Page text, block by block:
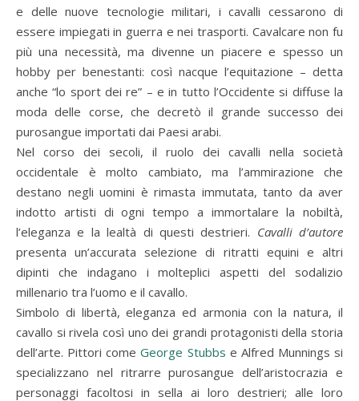
e delle nuove tecnologie militari, i cavalli cessarono di
essere impiegati in guerra e nei trasporti. Cavalcare non fu
più una necessità, ma divenne un piacere e spesso un
hobby per benestanti: così nacque l’equitazione – detta
anche “lo sport dei re” – e in tutto l’Occidente si diffuse la
moda delle corse, che decretò il grande successo dei
purosangue importati dai Paesi arabi.
Nel corso dei secoli, il ruolo dei cavalli nella società
occidentale è molto cambiato, ma l’ammirazione che
destano negli uomini è rimasta immutata, tanto da aver
indotto artisti di ogni tempo a immortalare la nobiltà,
l’eleganza e la lealtà di questi destrieri. Cavalli d’autore
presenta un’accurata selezione di ritratti equini e altri
dipinti che indagano i molteplici aspetti del sodalizio
millenario tra l’uomo e il cavallo.
Simbolo di libertà, eleganza ed armonia con la natura, il
cavallo si rivela così uno dei grandi protagonisti della storia
dell’arte. Pittori comeGeorge Stubbs e Alfred Munnings si
specializzano nel ritrarre purosangue dell’aristocrazia e
personaggi facoltosi in sella ai loro destrieri; alle loro